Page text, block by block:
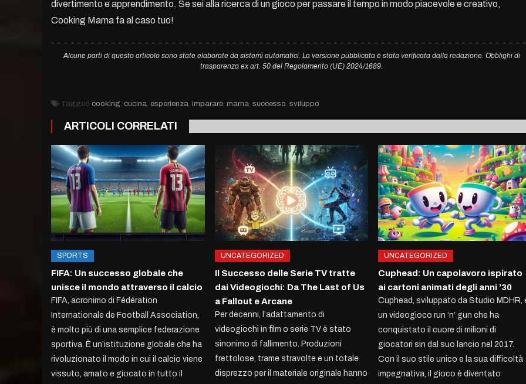
divertimento e apprendimento. Se sei alla ricerca di un gioco per passare il tempo in modo piacevole e creativo,
Cooking Mama fa al caso tuo!
Alcune parti di questo articolo sono state elaborate da sistemi automatici. La versione pubblicata è stata verificata dalla redazione. Obblighi di
trasparenza ex art. 50 del Regolamento (UE) 2024/1689.
Tagged cooking, cucina, esperienza, imparare, mama, successo, sviluppo
ARTICOLI CORRELATI
SPORTS
FIFA: Un successo globale che
unisce il mondo attraverso il calcio
FIFA, acronimo di Fédération
Internationale de Football Association,
è molto più di una semplice federazione
sportiva. È un’istituzione globale che ha
rivoluzionato il modo in cui il calcio viene
vissuto, amato e giocato in tutto il
UNCATEGORIZED
Il Successo delle Serie TV tratte
dai Videogiochi: Da The Last of Us
a Fallout e Arcane
Per decenni, l’adattamento di
videogiochi in film o serie TV è stato
sinonimo di fallimento. Produzioni
frettolose, trame stravolte e un totale
disprezzo per il materiale originale hanno
UNCATEGORIZED
Cuphead: Un capolavoro ispirato
ai cartoni animati degli anni ’30
Cuphead, sviluppato da Studio MDHR,
un videogioco run ‘n’ gun che ha
conquistato il cuore di milioni di
giocatori sin dal suo lancio nel 2017.
Con il suo stile unico e la sua difficoltà
impegnativa, il gioco è diventato